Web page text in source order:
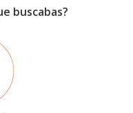
buscabas?